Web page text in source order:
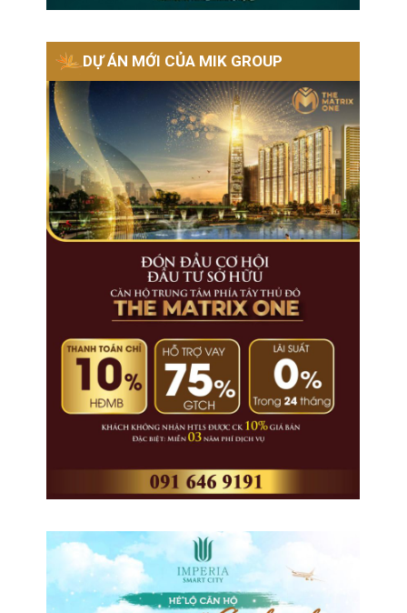
DỰ ÁN MỚI CỦA MIK GROUP